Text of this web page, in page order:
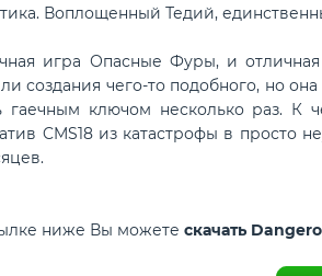
Воплощенный Тедий,
Опасные Фуры, и отличная
создания чего-то подобного, но
гаечным ключом несколько раз. К
CMS18 из катастрофы в просто
ниже Вы можете скачать